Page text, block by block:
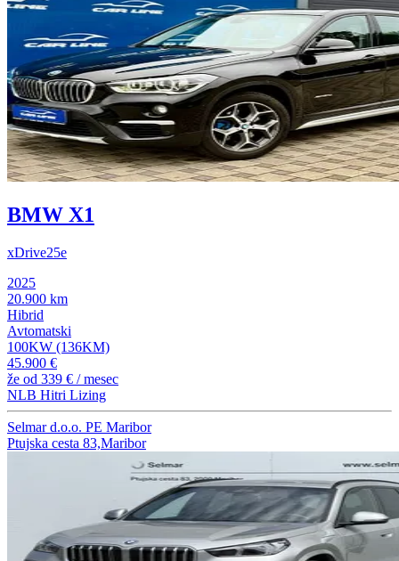
BMW X1
xDrive25e
2025
20.900 km
Hibrid
Avtomatski
100KW (136KM)
45.900 €
že od 339 € / mesec
NLB Hitri Lizing
Selmar d.o.o. PE Maribor
Ptujska cesta 83,Maribor